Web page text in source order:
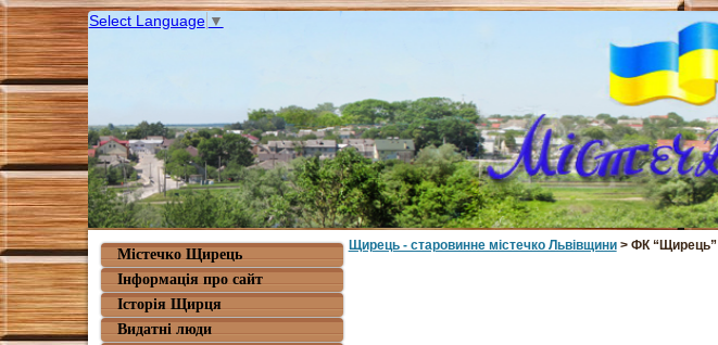
Select Language ▼
Містечко Щирець
Інформація про сайт
Історія Щирця
Видатні люди
Щирець - старовинне мiстечко Львiвщини> ФК “Щирець”